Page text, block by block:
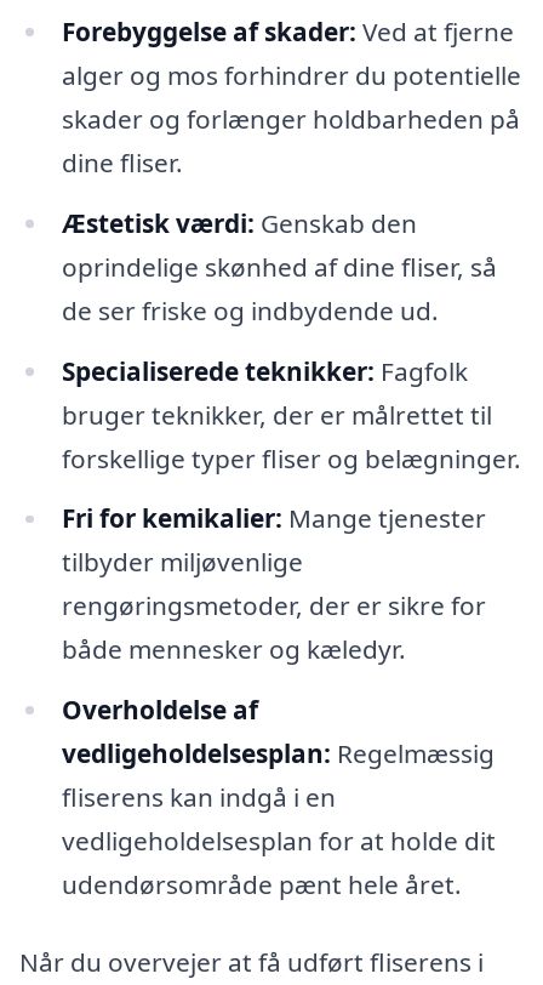
Forebyggelse af skader: Ved at fjerne
alger og mos forhindrer du potentielle
skader og forlænger holdbarheden på
dine fliser.
Æstetisk værdi: Genskab den
oprindelige skønhed af dine fliser, så
de ser friske og indbydende ud.
Specialiserede teknikker: Fagfolk
bruger teknikker, der er målrettet til
forskellige typer fliser og belægninger.
Fri for kemikalier: Mange tjenester
tilbyder miljøvenlige
rengøringsmetoder, der er sikre for
både mennesker og kæledyr.
Overholdelse af
vedligeholdelsesplan: Regelmæssig
fliserens kan indgå i en
vedligeholdelsesplan for at holde dit
udendørsområde pænt hele året.
Når du overvejer at få udført fliserens i